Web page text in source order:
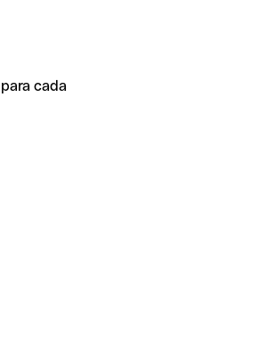
cada